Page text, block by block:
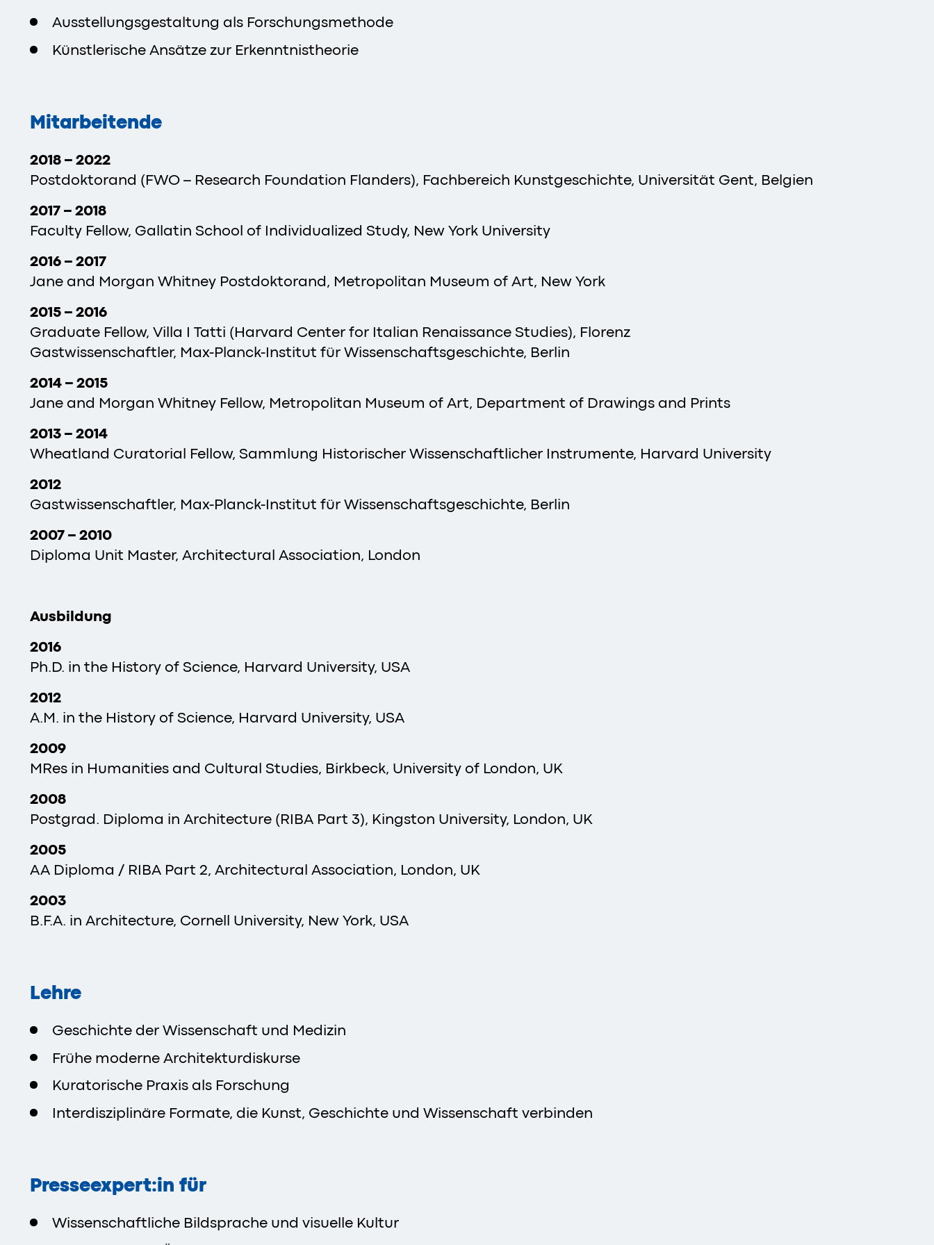
Ausstellungsgestaltung als Forschungsmethode
Künstlerische Ansätze zur Erkenntnistheorie
Mitarbeitende
2018 – 2022
Postdoktorand (FWO – Research Foundation Flanders), Fachbereich Kunstgeschichte, Universität Gent, Belgien
2017 – 2018
Faculty Fellow, Gallatin School of Individualized Study, New York University
2016 – 2017
Jane and Morgan Whitney Postdoktorand, Metropolitan Museum of Art, New York
2015 – 2016
Graduate Fellow, Villa I Tatti (Harvard Center for Italian Renaissance Studies), Florenz
Gastwissenschaftler, Max-Planck-Institut für Wissenschaftsgeschichte, Berlin
2014 – 2015
Jane and Morgan Whitney Fellow, Metropolitan Museum of Art, Department of Drawings and Prints
2013 – 2014
Wheatland Curatorial Fellow, Sammlung Historischer Wissenschaftlicher Instrumente, Harvard University
2012
Gastwissenschaftler, Max-Planck-Institut für Wissenschaftsgeschichte, Berlin
2007 – 2010
Diploma Unit Master, Architectural Association, London
Ausbildung
2016
Ph.D. in the History of Science, Harvard University, USA
2012
A.M. in the History of Science, Harvard University, USA
2009
MRes in Humanities and Cultural Studies, Birkbeck, University of London, UK
2008
Postgrad. Diploma in Architecture (RIBA Part 3), Kingston University, London, UK
2005
AA Diploma / RIBA Part 2, Architectural Association, London, UK
2003
B.F.A. in Architecture, Cornell University, New York, USA
Lehre
Geschichte der Wissenschaft und Medizin
Frühe moderne Architekturdiskurse
Kuratorische Praxis als Forschung
Interdisziplinäre Formate, die Kunst, Geschichte und Wissenschaft verbinden
Presseexpert:in für
Wissenschaftliche Bildsprache und visuelle Kultur